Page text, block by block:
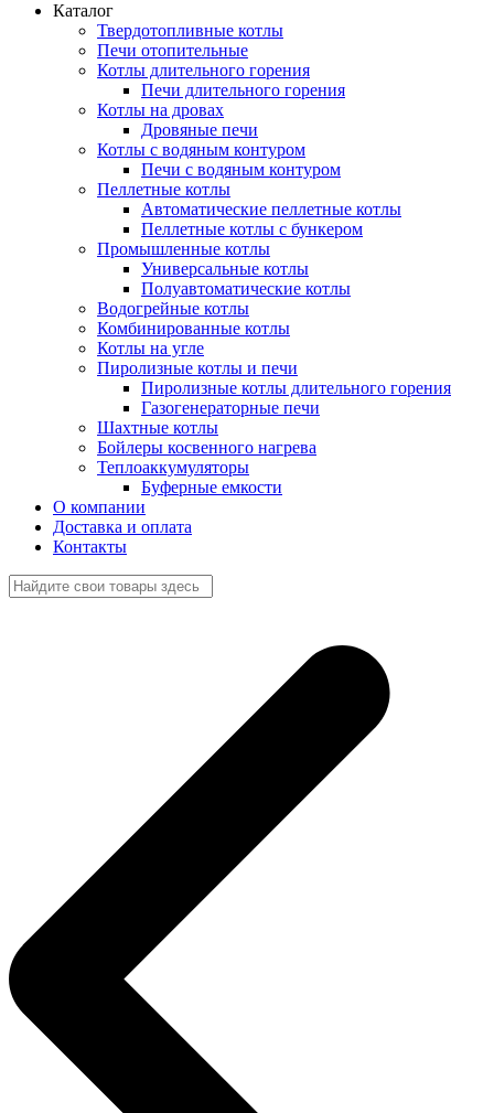
Каталог
Твердотопливные котлы
Печи отопительные
Котлы длительного горения
Печи длительного горения
Котлы на дровах
Дровяные печи
Котлы с водяным контуром
Печи с водяным контуром
Пеллетные котлы
Автоматические пеллетные котлы
Пеллетные котлы с бункером
Промышленные котлы
Универсальные котлы
Полуавтоматические котлы
Водогрейные котлы
Комбинированные котлы
Котлы на угле
Пиролизные котлы и печи
Пиролизные котлы длительного горения
Газогенераторные печи
Шахтные котлы
Бойлеры косвенного нагрева
Теплоаккумуляторы
Буферные емкости
О компании
Доставка и оплата
Контакты